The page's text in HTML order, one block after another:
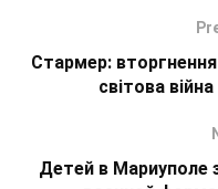
Стармер:
світова
Детей в Мариуполе